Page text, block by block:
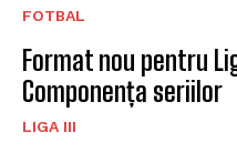
FOTBAL
Format nou pentru
Componența seriilor
LIGA III